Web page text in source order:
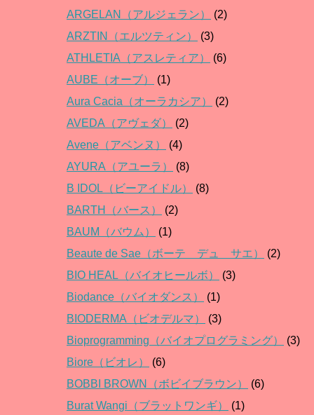
ARGELAN（アルジェラン）
(2)
ARZTIN（エルツティン）
(3)
ATHLETIA（アスレティア）
(6)
AUBE（オーブ）
(1)
Aura Cacia（オーラカシア）
(2)
AVEDA（アヴェダ）
(2)
Avene（アベンヌ）
(4)
AYURA（アユーラ）
(8)
B IDOL（ビーアイドル）
(8)
BARTH（バース）
(2)
BAUM（バウム）
(1)
Beaute de Sae（ボーテ デュ サエ）
(2)
BIO HEAL（バイオヒールボ）
(3)
Biodance（バイオダンス）
(1)
BIODERMA（ビオデルマ）
(3)
Bioprogramming（バイオプログラミング）
(3)
Biore（ビオレ）
(6)
BOBBI BROWN（ボビイブラウン）
(6)
Burat Wangi（ブラットワンギ）
(1)